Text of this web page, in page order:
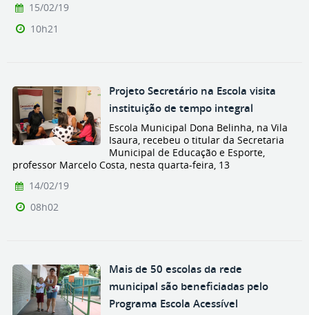
15/02/19
10h21
Projeto Secretário na Escola visita
instituição de tempo integral
Escola Municipal Dona Belinha, na Vila
Isaura, recebeu o titular da Secretaria
Municipal de Educação e Esporte,
professor Marcelo Costa, nesta quarta-feira, 13
14/02/19
08h02
Mais de 50 escolas da rede
municipal são beneficiadas pelo
Programa Escola Acessível